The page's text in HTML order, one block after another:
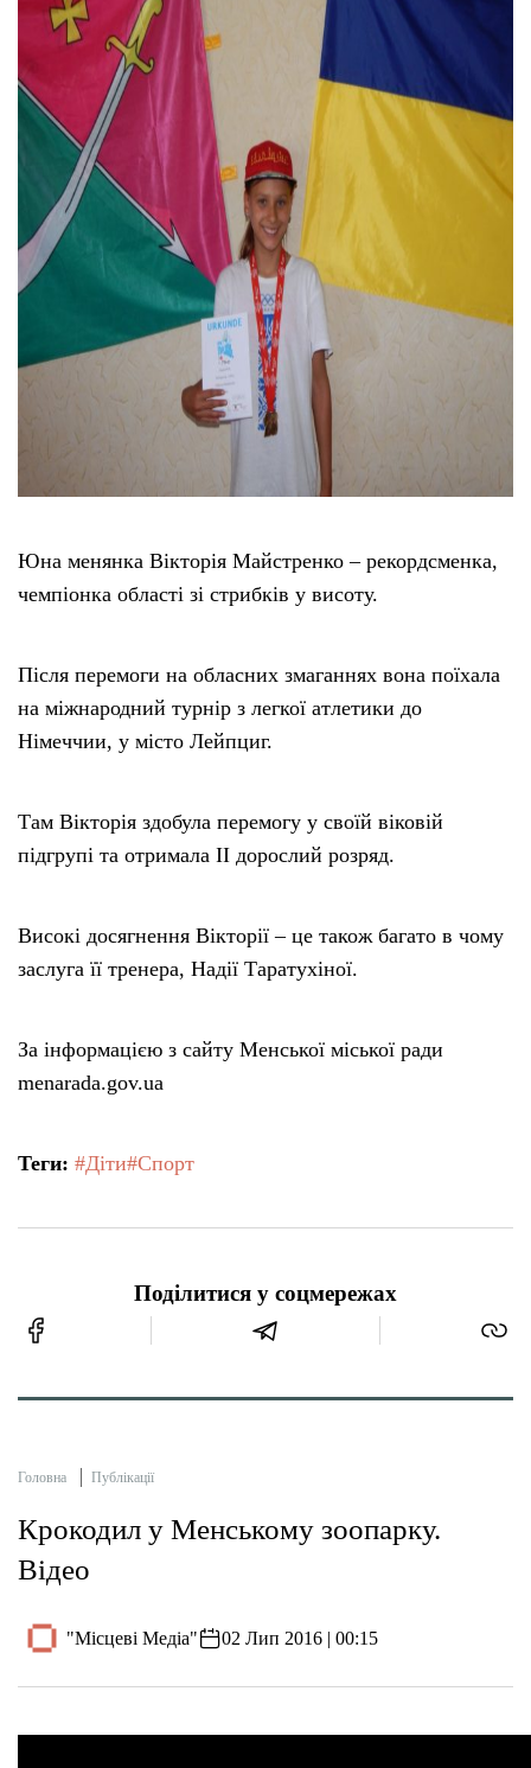
Юна менянка Вікторія Майстренко – рекордсменка,
чемпіонка області зі стрибків у висоту.
Після перемоги на обласних змаганнях вона поїхала
на міжнародний турнір з легкої атлетики до
Німеччии, у місто Лейпциг.
Там Вікторія здобула перемогу у своїй віковій
підгрупі та отримала ІІ дорослий розряд.
Високі досягнення Вікторії – це також багато в чому
заслуга її тренера, Надії Таратухіної.
За інформацією з сайту Менської міської ради
menarada.gov.ua
Теги: #Діти#Спорт
Поділитися у соцмережах
Головна Публікації
Крокодил у Менському зоопарку.
Відео
"Місцеві Медіа" 02 Лип 2016 | 00:15